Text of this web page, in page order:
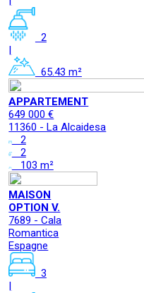
2
|
65.43 m²
APPARTEMENT
649 000 €
11360 - La Alcaidesa
2
2
103 m²
MAISON
OPTION V.
7689 - Cala
Romantica
Espagne
3
|